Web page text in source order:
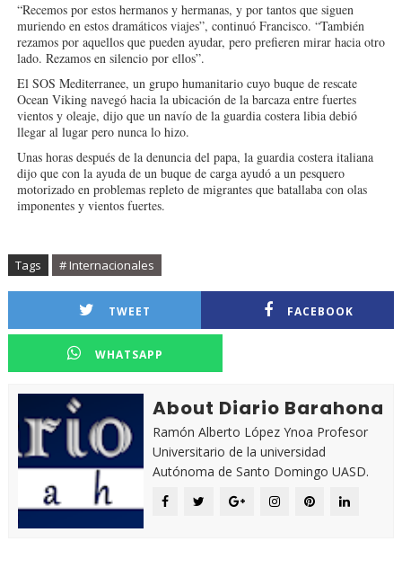
“Recemos por estos hermanos y hermanas, y por tantos que siguen
muriendo en estos dramáticos viajes”, continuó Francisco. “También
rezamos por aquellos que pueden ayudar, pero prefieren mirar hacia otro
lado. Rezamos en silencio por ellos”.
El SOS Mediterranee, un grupo humanitario cuyo buque de rescate
Ocean Viking navegó hacia la ubicación de la barcaza entre fuertes
vientos y oleaje, dijo que un navío de la guardia costera libia debió
llegar al lugar pero nunca lo hizo.
Unas horas después de la denuncia del papa, la guardia costera italiana
dijo que con la ayuda de un buque de carga ayudó a un pesquero
motorizado en problemas repleto de migrantes que batallaba con olas
imponentes y vientos fuertes.
Tags # Internacionales
TWEET FACEBOOK
WHATSAPP
About Diario Barahona
Ramón Alberto López Ynoa Profesor
Universitario de la universidad
Autónoma de Santo Domingo UASD.